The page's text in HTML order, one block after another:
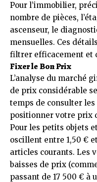
Pour l’immobilier,
nombre de pièces,
ascenseur, le
mensuelles. Ces
filtrer efficacement et
Fixer le Bon Prix
L’analyse du marché
de prix considérable
temps de consulter
positionner votre prix
Pour les petits objets
oscillent entre 1,50 €
articles courants. Les
baisses de prix
passant de 17 500 €